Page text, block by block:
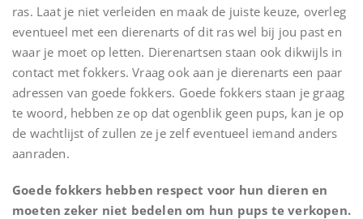
ras. Laat je niet verleiden en maak de juiste keuze, overleg
eventueel met een dierenarts of dit ras wel bij jou past en
waar je moet op letten. Dierenartsen staan ook dikwijls in
contact met fokkers. Vraag ook aan je dierenarts een paar
adressen van goede fokkers. Goede fokkers staan je graag
te woord, hebben ze op dat ogenblik geen pups, kan je op
de wachtlijst of zullen ze je zelf eventueel iemand anders
aanraden.
Goede fokkers hebben respect voor hun dieren en
moeten zeker niet bedelen om hun pups te verkopen.